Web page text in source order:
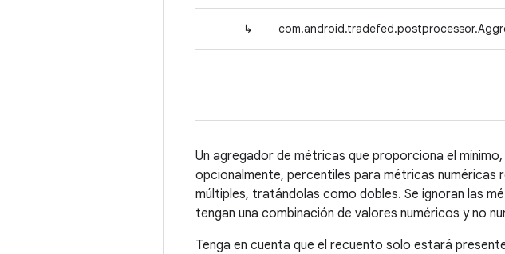
↳
Un agregador de métricas que proporciona el
opcionalmente, percentiles para métricas numéricas
múltiples, tratándolas como dobles. Se ignoran las
tengan una combinación de valores numéricos y no
Tenga en cuenta que el recuento solo estará